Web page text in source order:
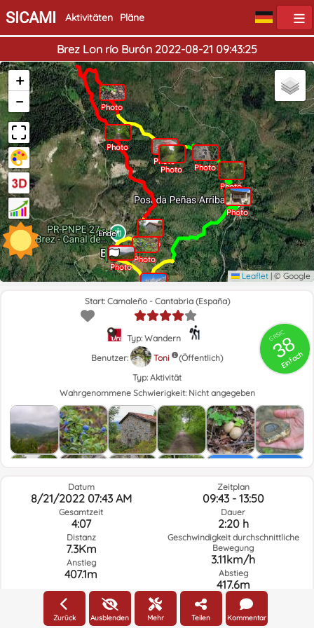
SICAMI Aktivitäten Pläne
Brez Lon río Burón 2022-08-21 09:43:25
Start
Ende
Photo
Photo
Photo
Photo
Photo
Photo
Photo
Photo
Photo
Photo
Photo
+
−
Leaflet | © Google
GRSIC
38
Einfach
Start: Camaleño - Cantabria (España)
Typ: Wandern
Benutzer:
Toni
(Öffentlich)
Typ: Aktivität
Wahrgenommene Schwierigkeit: Nicht angegeben
Datum
8/21/2022 07:43 AM
Gesamtzeit
4:07
Distanz
7.3Km
Anstieg
407.1m
Zeitplan
09:43 - 13:50
Dauer
2:20 h
Geschwindigkeit durchschnittliche
Bewegung
3.11km/h
Abstieg
417.6m
Wetter am Tag der Route und ausgewählte Zeit
Zurück Ausblenden Mehr Teilen Kommentar